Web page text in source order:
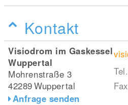
Kontakt
Visiodrom im Gaskessel
Wuppertal
Mohrenstraße 3
42289Wuppertal
Anfrage senden